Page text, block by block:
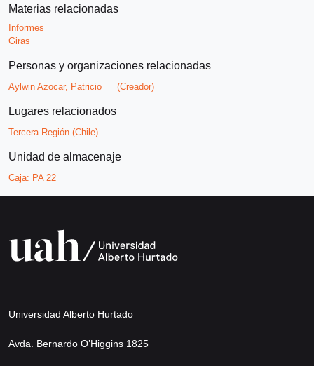
Materias relacionadas
Informes
Giras
Personas y organizaciones relacionadas
Aylwin Azocar, Patricio (Creador)
Lugares relacionados
Tercera Región (Chile)
Unidad de almacenaje
Caja: PA 22
Universidad Alberto Hurtado
Avda. Bernardo O’Higgins 1825